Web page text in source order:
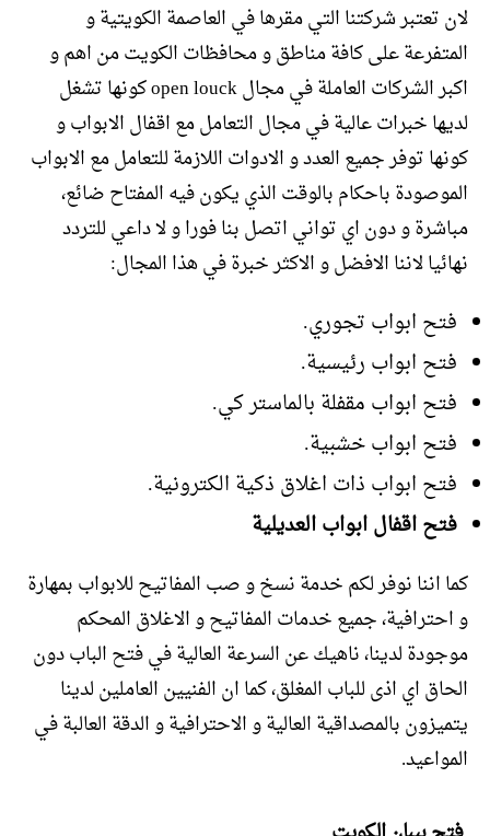
لان تعتبر شركتنا التي مقرها في العاصمة الكويتية و
المتفرعة على كافة مناطق و محافظات الكويت من اهم و
اكبر الشركات العاملة في مجال open louck كونها تشغل
لديها خبرات عالية في مجال التعامل مع اقفال الابواب و
كونها توفر جميع العدد و الادوات اللازمة للتعامل مع الابواب
الموصودة باحكام بالوقت الذي يكون فيه المفتاح ضائع،
مباشرة و دون اي تواني اتصل بنا فورا و لا داعي للتردد
نهائيا لاننا الافضل و الاكثر خبرة في هذا المجال:
فتح ابواب تجوري.
فتح ابواب رئيسية.
فتح ابواب مقفلة بالماستر كي.
فتح ابواب خشبية.
فتح ابواب ذات اغلاق ذكية الكترونية.
فتح اقفال ابواب العديلية
كما اننا نوفر لكم خدمة نسخ و صب المفاتيح للابواب بمهارة
و احترافية، جميع خدمات المفاتيح و الاغلاق المحكم
موجودة لدينا، ناهيك عن السرعة العالية في فتح الباب دون
الحاق اي اذى للباب المغلق، كما ان الفنيين العاملين لدينا
يتميزون بالمصداقية العالية و الاحترافية و الدقة العالبة في
المواعيد.